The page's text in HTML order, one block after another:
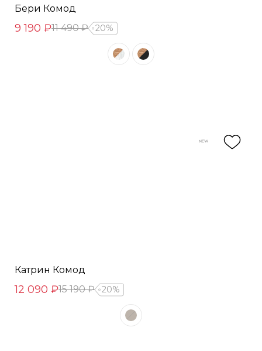
Бери Комод
9 190 ₽11 490 ₽ 20%
Катрин Комод
12 090 ₽15 190 ₽ 20%